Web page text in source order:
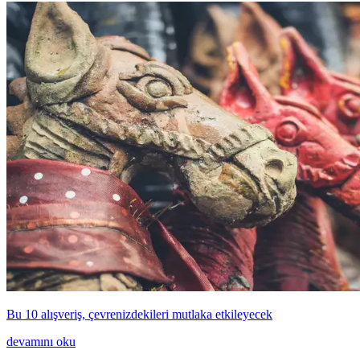
Bu 10 alışveriş, çevrenizdekileri mutlaka etkileyecek
devamını oku